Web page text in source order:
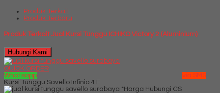
Produk Terkait
Produk Terbaru
Produk Terkait Jual Kursi Tunggu ICHIKO Victory 2 (Aluminium)
Hubungi Kami
QUICK ORDER
Whatsapp
via SMS
Kursi Tunggu Savello Infinio 4 F
*Harga Hubungi CS